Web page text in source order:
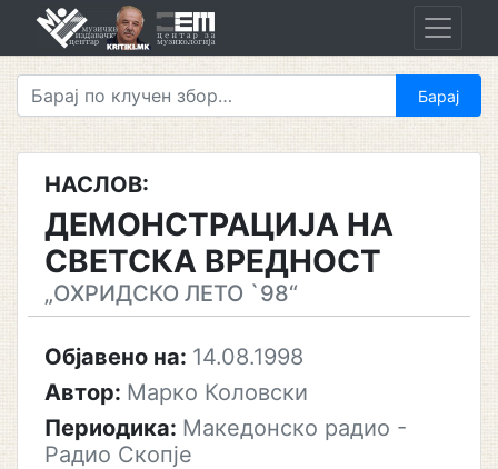
НАСЛОВ:
ДЕМОНСТРАЦИЈА НА
СВЕТСКА ВРЕДНОСТ
„ОХРИДСКО ЛЕТО `98“
Објавено на: 14.08.1998
Автор: Марко Коловски
Периодика: Македонско радио -
Радио Скопје